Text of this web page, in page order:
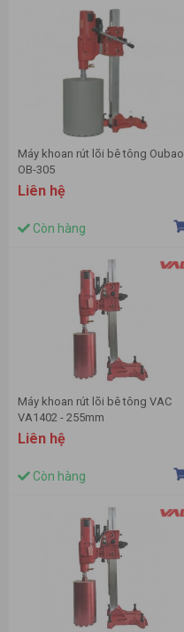
Máy khoan rút lõi bê tông Oubao
OB-305
Liên hệ
Còn hàng
Máy khoan rút lõi bê tông VAC
VA1402 - 255mm
Liên hệ
Còn hàng